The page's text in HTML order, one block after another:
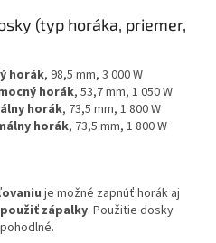
(typ horáka, priemer,
horák, 98,5 mm, 3 000 W
horák, 53,7 mm, 1 050 W
horák, 73,5 mm, 1 800 W
horák, 73,5 mm, 1 800 W
je možné zapnúť horák aj
zápalky. Použitie dosky